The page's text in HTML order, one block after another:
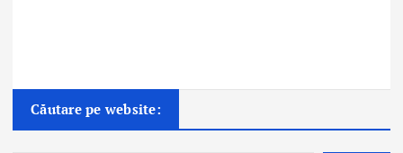
Căutare pe website: